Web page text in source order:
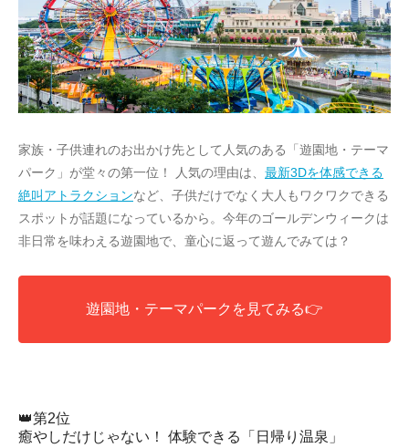
家族・子供連れのお出かけ先として人気のある「遊園地・テーマ
パーク」が堂々の第一位！ 人気の理由は、 最新3Dを体感できる
絶叫アトラクションなど、子供だけでなく大人もワクワクできる
スポットが話題になっているから。今年のゴールデンウィークは
非日常を味わえる遊園地で、童心に返って遊んでみては？
遊園地・テーマパークを見てみる👉
👑第2位
癒やしだけじゃない！ 体験できる「日帰り温泉」